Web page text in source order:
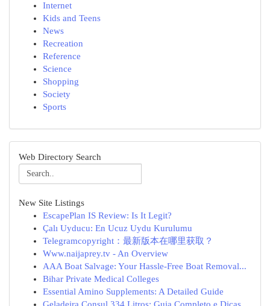
Internet
Kids and Teens
News
Recreation
Reference
Science
Shopping
Society
Sports
Web Directory Search
New Site Listings
EscapePlan IS Review: Is It Legit?
Çalı Uyducu: En Ucuz Uydu Kurulumu
Telegramcopyright：最新版本在哪里获取？
Www.naijaprey.tv - An Overview
AAA Boat Salvage: Your Hassle-Free Boat Removal...
Bihar Private Medical Colleges
Essential Amino Supplements: A Detailed Guide